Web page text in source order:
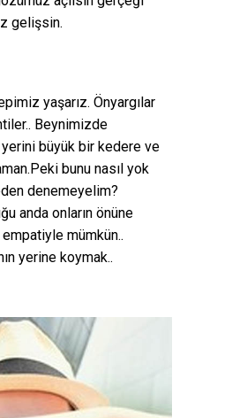
gelişsin.
yaşarız. Önyargılar
Beynimizde
büyük bir kedere ve
bunu nasıl yok
denemeyelim?
anda onların önüne
empatiyle mümkün..
yerine koymak..